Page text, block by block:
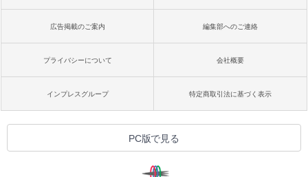
Robloxギフトカード - 1000 Robux 【限
定バーチャルアイテムを含む】 【オンラ
インゲームコード】 ロブロックス |オン
ラインコード版
ト): Java & Bedrock Edition | オンライ
ンコード版
1冊ですべて身につくHTML & CSSとWe
bデザイン入門講座［第2版］
￥2,326
ードウェア・市販ソフトウェアのパーフ
ェクトリストと最新エミュレータ紹介
Amazon Kindle Colorsoft | 16GBストレ
ージ、防水、7インチカラーディスプレ
イ、色調調節ライト、最大8週間持続バッ
テリー、広告無し、ブラック (2025年発
売)
￥31,980
広告掲載のご案内 編集部へのご連絡
プライバシーについて 会社概要
インプレスグループ 特定商取引法に基づく表示
PC版で見る